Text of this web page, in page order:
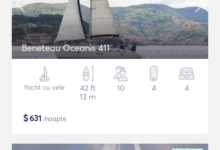
Beneteau Oceanis 411
Yacht cu vele
42 ft
13 m
10 4 4
$631 /noapte